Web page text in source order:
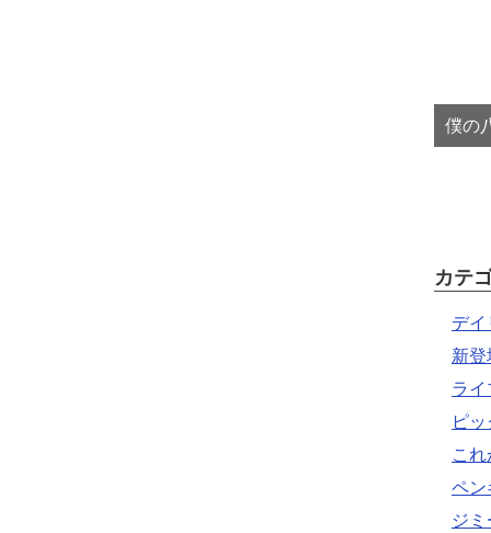
僕の
カテ
デイ
新登
ライ
ピ
こ
ペン
ジ